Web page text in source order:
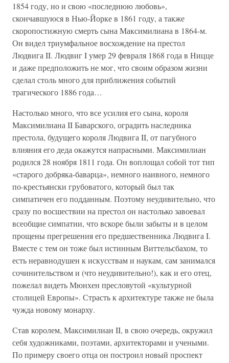
1854 году, но и свою «последнюю любовь»,
скончавшуюся в Нью-Йорке в 1861 году, а также
скоропостижную смерть сына Максимилиана в 1864-м.
Он видел триумфальное восхождение на престол
Людвига II. Людвиг I умер 29 февраля 1868 года в Ницце
и даже предположить не мог, что своим образом жизни
сделал столь много для приближения событий
трагического 1886 года…
Настолько много, что все усилия его сына, короля
Максимилиана II Баварского, оградить наследника
престола, будущего короля Людвига II, от пагубного
влияния его деда окажутся напрасными. Максимилиан
родился 28 ноября 1811 года. Он воплощал собой тот тип
«старого добряка-баварца», немного наивного, немного
по-крестьянски грубоватого, который был так
симпатичен его подданным. Поэтому неудивительно, что
сразу по восшествии на престол он настолько завоевал
всеобщие симпатии, что вскоре были забыты и в целом
прощены прегрешения его предшественника Людвига I.
Вместе с тем он тоже был истинным Виттельсбахом, то
есть неравнодушен к искусствам и наукам, сам занимался
сочинительством и (что неудивительно!), как и его отец,
пожелал видеть Мюнхен пресловутой «культурной
столицей Европы». Страсть к архитектуре также не была
чужда новому монарху.
Став королем, Максимилиан II, в свою очередь, окружил
себя художниками, поэтами, архитекторами и учеными.
По примеру своего отца он построил новый проспект